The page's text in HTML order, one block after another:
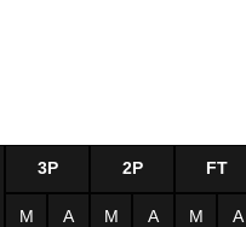
3P 2P FT
M A M A M A